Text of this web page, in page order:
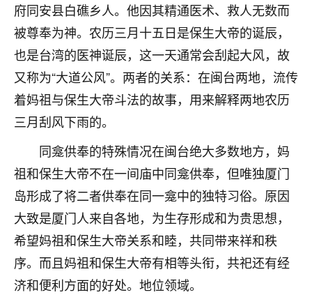
府同安县白礁乡人。他因其精通医术、救人无数而
被尊奉为神。农历三月十五日是保生大帝的诞辰，
也是台湾的医神诞辰，这一天通常会刮起大风，故
又称为“大道公风”。两者的关系：在闽台两地，流传
着妈祖与保生大帝斗法的故事，用来解释两地农历
三月刮风下雨的。
同龛供奉的特殊情况在闽台绝大多数地方，妈
祖和保生大帝不在一间庙中同龛供奉，但唯独厦门
岛形成了将二者供奉在同一龛中的独特习俗。原因
大致是厦门人来自各地，为生存形成和为贵思想，
希望妈祖和保生大帝关系和睦，共同带来祥和秩
序。而且妈祖和保生大帝有相等头衔，共祀还有经
济和便利方面的好处。地位领域。
1天前 来自四川 9
金白水清
我也想找老师看看，有没有人给个联系方式的啊？
鹿森：慧来老师微信：gjsy0624
1天前 来自江西
青春168
我也想要，我也想要！
2天前 来自山西 15
Jessica李
老师做不做超度法事？我想给我奶奶做超度，她今年
刚去世了。